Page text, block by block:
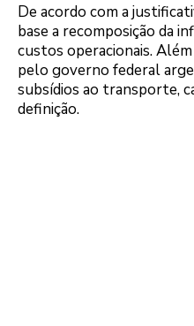
De acordo com a
base a recomposição da
custos operacionais. Além
pelo governo federal
subsídios ao transporte,
definição.